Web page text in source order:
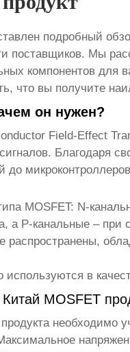
подробный
поставщиков. Мы
компонентов для
что вы получите
он нужен?
Field-Effect
Благодаря
до
MOSFET: N-
а P-канальные –
распространены,
используются в
Китай MOSFET
необходимо